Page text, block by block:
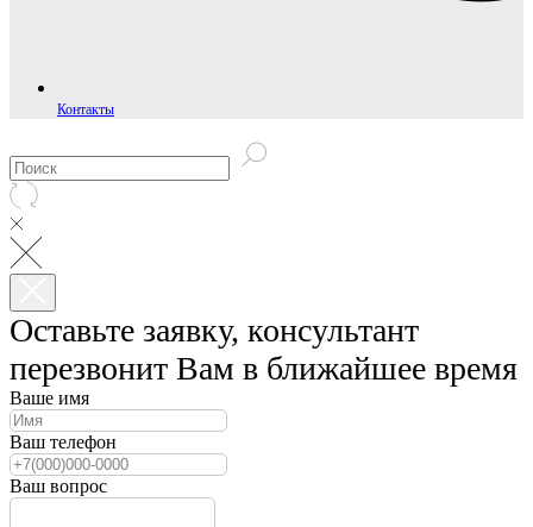
Контакты
Оставьте заявку, консультант
перезвонит Вам в ближайшее время
Ваше имя
Ваш телефон
Ваш вопрос